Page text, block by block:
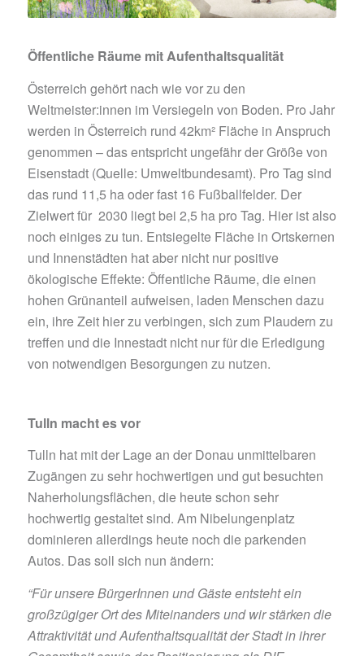
Öffentliche Räume mit Aufenthaltsqualität
Österreich gehört nach wie vor zu den
Weltmeister:innen im Versiegeln von Boden. Pro Jahr
werden in Österreich rund 42km² Fläche in Anspruch
genommen – das entspricht ungefähr der Größe von
Eisenstadt (Quelle: Umweltbundesamt). Pro Tag sind
das rund 11,5 ha oder fast 16 Fußballfelder. Der
Zielwert für 2030 liegt bei 2,5 ha pro Tag. Hier ist also
noch einiges zu tun. Entsiegelte Fläche in Ortskernen
und Innenstädten hat aber nicht nur positive
ökologische Effekte: Öffentliche Räume, die einen
hohen Grünanteil aufweisen, laden Menschen dazu
ein, ihre Zeit hier zu verbingen, sich zum Plaudern zu
treffen und die Innestadt nicht nur für die Erledigung
von notwendigen Besorgungen zu nutzen.
Tulln macht es vor
Tulln hat mit der Lage an der Donau unmittelbaren
Zugängen zu sehr hochwertigen und gut besuchten
Naherholungsflächen, die heute schon sehr
hochwertig gestaltet sind. Am Nibelungenplatz
dominieren allerdings heute noch die parkenden
Autos. Das soll sich nun ändern:
“Für unsere BürgerInnen und Gäste entsteht ein
großzügiger Ort des Miteinanders und wir stärken die
Attraktivität und Aufenthaltsqualität der Stadt in ihrer